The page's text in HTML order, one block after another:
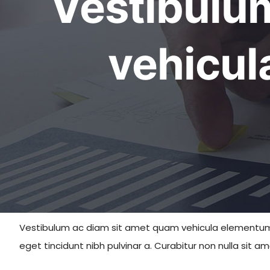
Vestibulum ac diam sit amet quam vehicula
eget tincidunt nibh pulvinar a. Curabitur non nulla sit